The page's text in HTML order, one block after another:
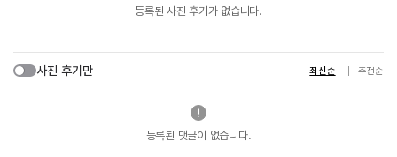
등록된 사진 후기가 없습니다.
사진 후기만 최신순 추천순
등록된 댓글이 없습니다.